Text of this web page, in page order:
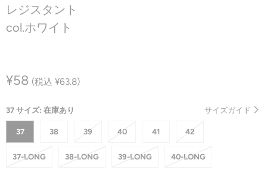
レジスタント
col.ホワイト
¥58 (税込 ¥63.8)
サイズガイド
37 サイズ: 在庫あり
37 38 39 40 41 42
37-LONG 38-LONG 39-LONG 40-LONG